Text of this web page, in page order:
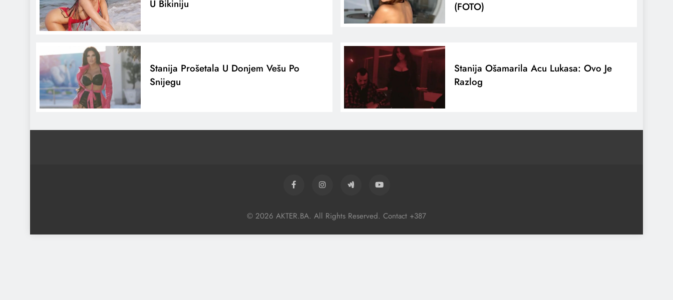
U Bikiniju
(FOTO)
Stanija Prošetala U Donjem Vešu Po
Snijegu
Stanija Ošamarila Acu Lukasa: Ovo Je
Razlog
© 2026 AKTER.BA. All Rights Reserved. Contact +387